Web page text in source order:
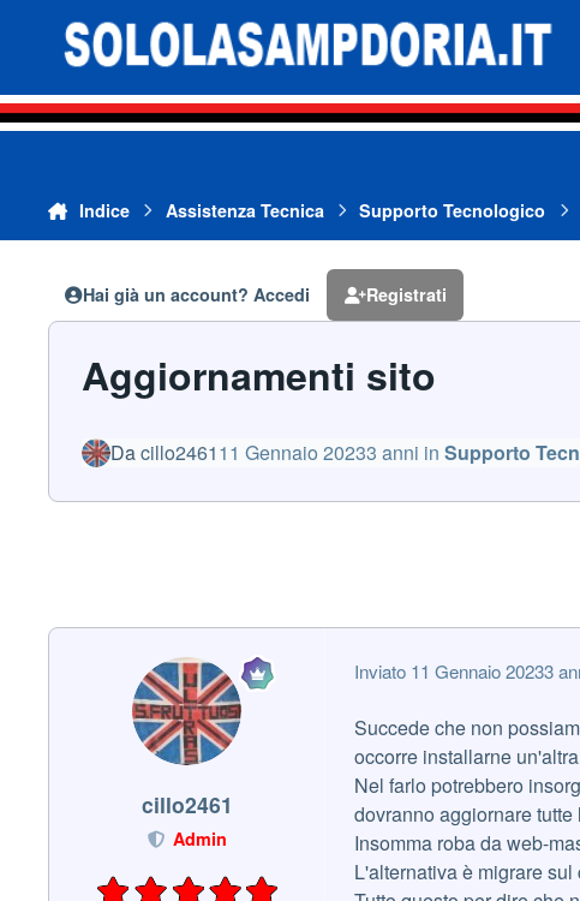
Indice Assistenza Tecnica Supporto Tecnologico
Hai già un account? Accedi Registrati
Aggiornamenti sito
Dacillo246111 Gennaio 20233 anni inSupporto
cillo2461
Admin
Inviato 11 Gennaio 20233
Succede che non
occorre installarne
Nel farlo potrebbero
dovranno aggiornare tutte
Insomma roba da web-
L'alternativa è migrare